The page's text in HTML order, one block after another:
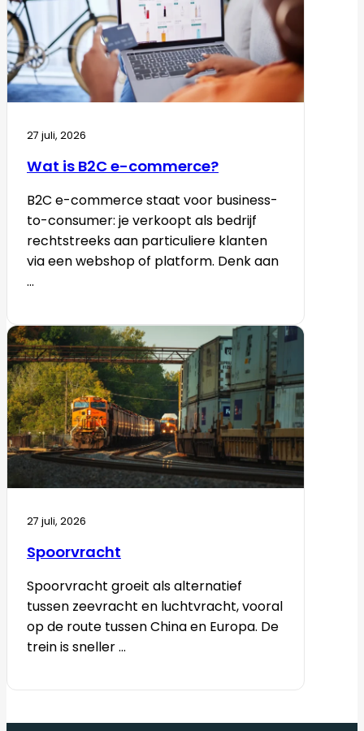
27 juli, 2026
Wat is B2C e-commerce?
B2C e-commerce staat voor business-
to-consumer: je verkoopt als bedrijf
rechtstreeks aan particuliere klanten
via een webshop of platform. Denk aan
...
27 juli, 2026
Spoorvracht
Spoorvracht groeit als alternatief
tussen zeevracht en luchtvracht, vooral
op de route tussen China en Europa. De
trein is sneller ...